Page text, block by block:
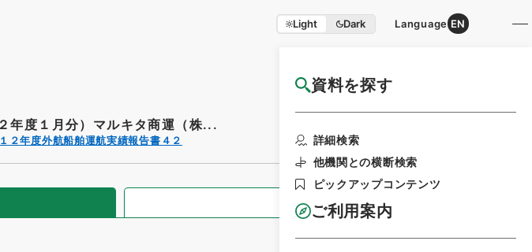
Light Dark Language EN
資料を探す
詳細検索
他機関との横断検索
ピックアップコンテンツ
ご利用案内
国立公文書館HP利用案内
年度１月分）マルキタ商運（株...
２年度外航船舶運航実績報告書４２
全ての情報